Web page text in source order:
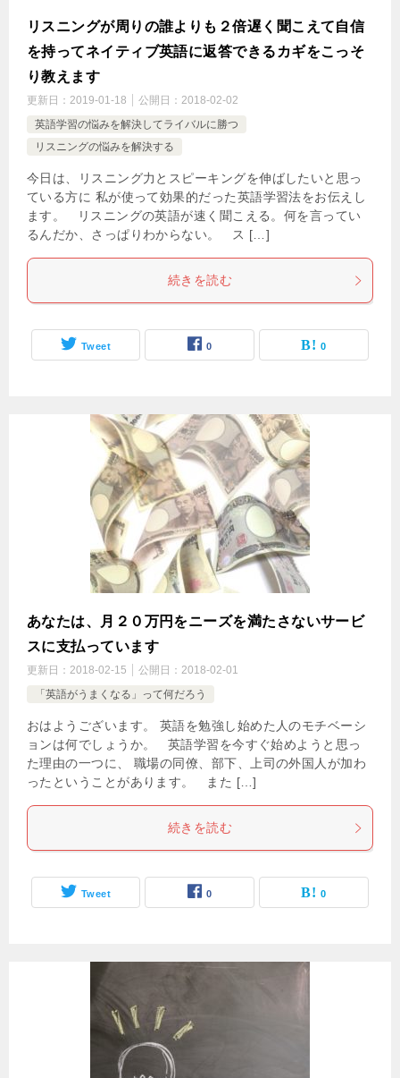
リスニングが周りの誰よりも２倍遅く聞こえて自信
を持ってネイティブ英語に返答できるカギをこっそ
り教えます
更新日： 2019-01-18 公開日： 2018-02-02
英語学習の悩みを解決してライバルに勝つ
リスニングの悩みを解決する
今日は、リスニング力とスピーキングを伸ばしたいと思っ
ている方に 私が使って効果的だった英語学習法をお伝えし
ます。 リスニングの英語が速く聞こえる。何を言ってい
るんだか、さっぱりわからない。 ス […]
続きを読む
Tweet 0 0
あなたは、月２０万円をニーズを満たさないサービ
スに支払っています
更新日： 2018-02-15 公開日： 2018-02-01
「英語がうまくなる」って何だろう
おはようございます。 英語を勉強し始めた人のモチベーシ
ョンは何でしょうか。 英語学習を今すぐ始めようと思っ
た理由の一つに、 職場の同僚、部下、上司の外国人が加わ
ったということがあります。 また […]
続きを読む
Tweet 0 0